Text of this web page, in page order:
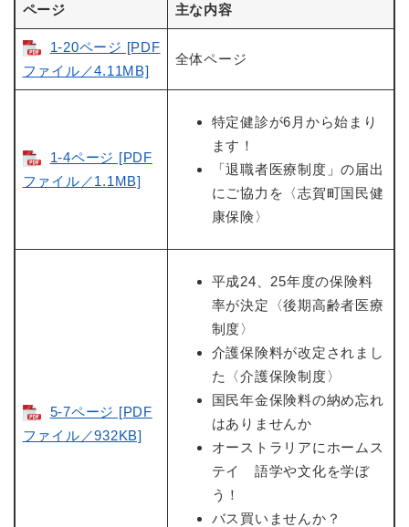
ページ 主な内容
1-20ページ [PDF
ファイル／4.11MB]
全体ページ
1-4ページ [PDF
ファイル／1.1MB]
特定健診が6月から始まり
ます！
「退職者医療制度」の届出
にご協力を〈志賀町国民健
康保険〉
5-7ページ [PDF
ファイル／932KB]
平成24、25年度の保険料
率が決定〈後期高齢者医療
制度〉
介護保険料が改定されまし
た〈介護保険制度〉
国民年金保険料の納め忘れ
はありませんか
オーストラリアにホームス
テイ 語学や文化を学ぼ
う！
バス買いませんか？